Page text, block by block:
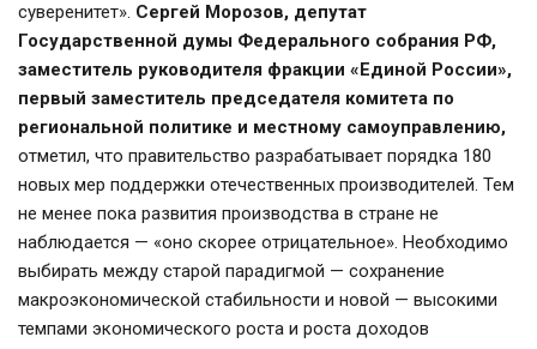
суверенитет». Сергей Морозов, депутат
Государственной думы Федерального собрания РФ,
заместитель руководителя фракции «Единой России»,
первый заместитель председателя комитета по
региональной политике и местному самоуправлению,
отметил, что правительство разрабатывает порядка 180
новых мер поддержки отечественных производителей. Тем
не менее пока развития производства в стране не
наблюдается — «оно скорее отрицательное». Необходимо
выбирать между старой парадигмой — сохранение
макроэкономической стабильности и новой — высокими
темпами экономического роста и роста доходов